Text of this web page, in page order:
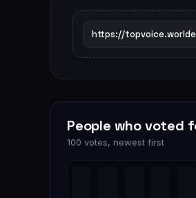
People who voted
100 votes, newest first